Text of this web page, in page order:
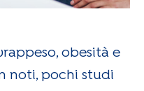
obesità e
noti, pochi studi